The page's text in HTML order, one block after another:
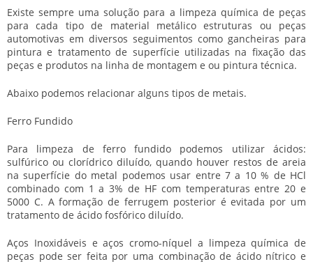
Existe sempre uma solução para a limpeza química de peças
para cada tipo de material metálico estruturas ou peças
automotivas em diversos seguimentos como gancheiras para
pintura e tratamento de superfície utilizadas na fixação das
peças e produtos na linha de montagem e ou pintura técnica.
Abaixo podemos relacionar alguns tipos de metais.
Ferro Fundido
Para limpeza de ferro fundido podemos utilizar ácidos:
sulfúrico ou clorídrico diluído, quando houver restos de areia
na superfície do metal podemos usar entre 7 a 10 % de HCl
combinado com 1 a 3% de HF com temperaturas entre 20 e
5000 C. A formação de ferrugem posterior é evitada por um
tratamento de ácido fosfórico diluído.
Aços Inoxidáveis e aços cromo-níquel a limpeza química de
peças pode ser feita por uma combinação de ácido nítrico e